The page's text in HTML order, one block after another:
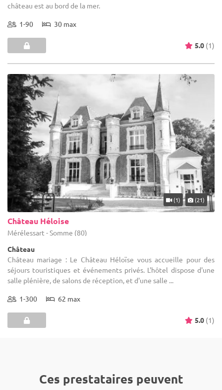
château est au bord de la mer.
1-90 30 max
5.0 (1)
(1) (21)
Château Héloise
Mérélessart - Somme (80)
Château
Château mariage : Le Château Héloïse vous accueille pour des
séjours touristiques et événements privés. L'hôtel dispose d'une
salle plénière, de salons de réception, et d'une salle ...
1-300 62 max
5.0 (1)
Ces prestataires peuvent